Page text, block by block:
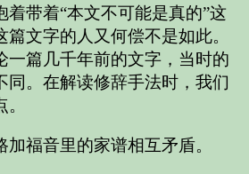
着带着“本文不可能是真的”这
文字的人又何偿不是如此。
一篇几千年前的文字，当时的
同。在解读修辞手法时，我们
加福音里的家谱相互矛盾。